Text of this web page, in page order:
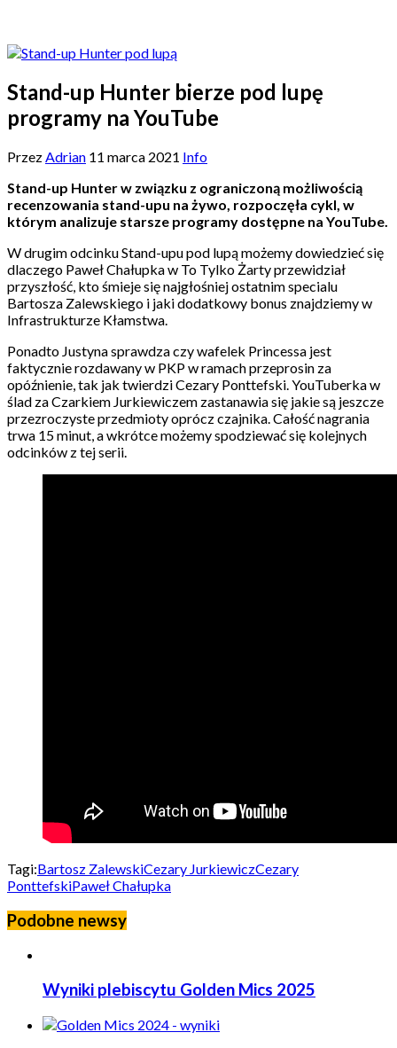
Stand-up Hunter bierze pod lupę
programy na YouTube
PrzezAdrian 11 marca 2021 Info
Stand-up Hunter w związku z ograniczoną możliwością
recenzowania stand-upu na żywo, rozpoczęła cykl, w
którym analizuje starsze programy dostępne na YouTube.
W drugim odcinku Stand-upu pod lupą możemy dowiedzieć się
dlaczego Paweł Chałupka w To Tylko Żarty przewidział
przyszłość, kto śmieje się najgłośniej ostatnim specialu
Bartosza Zalewskiego i jaki dodatkowy bonus znajdziemy w
Infrastrukturze Kłamstwa.
Ponadto Justyna sprawdza czy wafelek Princessa jest
faktycznie rozdawany w PKP w ramach przeprosin za
opóźnienie, tak jak twierdzi Cezary Ponttefski. YouTuberka w
ślad za Czarkiem Jurkiewiczem zastanawia się jakie są jeszcze
przezroczyste przedmioty oprócz czajnika. Całość nagrania
trwa 15 minut, a wkrótce możemy spodziewać się kolejnych
odcinków z tej serii.
Tagi:Bartosz ZalewskiCezary JurkiewiczCezary
PonttefskiPaweł Chałupka
Podobne newsy
Wyniki plebiscytu Golden Mics 2025